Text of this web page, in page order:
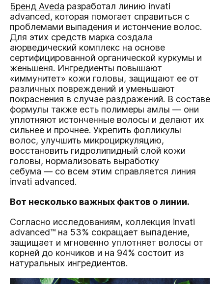
Бренд Aveda разработал линию invati
advanced, которая помогает справиться с
проблемами выпадения и истончение волос.
Для этих средств марка создала
аюрведический комплекс на основе
сертифицированной органической куркумы и
женьшеня. Ингредиенты повышают
«иммунитет» кожи головы, защищают ее от
различных повреждений и уменьшают
покраснения в случае раздражений. В составе
формулы также есть полимеры амлы — они
уплотняют истонченные волосы и делают их
сильнее и прочнее. Укрепить фолликулы
волос, улучшить микроциркуляцию,
восстановить гидролипидный слой кожи
головы, нормализовать выработку
себума — со всем этим справляется линия
invati advanced.
Вот несколько важных фактов о линии.
Согласно исследованиям, коллекция invati
advanced™ на 53% сокращает выпадение,
защищает и мгновенно уплотняет волосы от
корней до кончиков и на 94% состоит из
натуральных ингредиентов.